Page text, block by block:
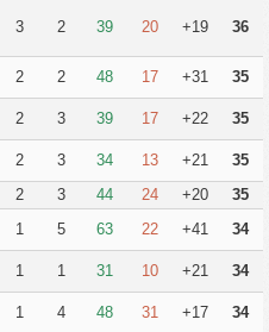
3 2 39 20 +19 36
2 2 48 17 +31 35
2 3 39 17 +22 35
2 3 34 13 +21 35
2 3 44 24 +20 35
1 5 63 22 +41 34
1 1 31 10 +21 34
1 4 48 31 +17 34